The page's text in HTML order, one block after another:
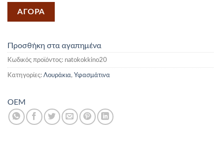
ΑΓΟΡΑ
Προσθήκη στα αγαπημένα
Κωδικός προϊόντος: natokokkino20
Κατηγορίες: Λουράκια, Υφασμάτινα
OEM